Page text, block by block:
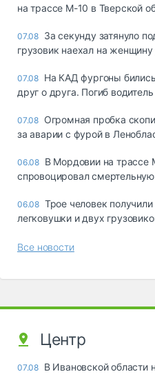
на трассе М-10 в Тверской
07.08 За секунду затянуло
грузовик наехал на
07.08 На КАД фургоны
друг о друга. Погиб водитель
07.08 Огромная пробка
за аварии с фурой в
06.08 В Мордовии на трассе
спровоцировал
06.08 Трое человек
легковушки и двух
Все новости
Центр
07.08 В Ивановской области